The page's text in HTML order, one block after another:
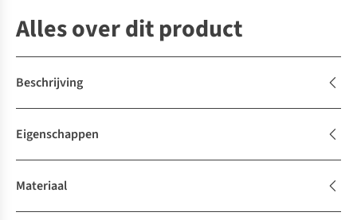
Alles over dit product
Beschrijving
Eigenschappen
Materiaal